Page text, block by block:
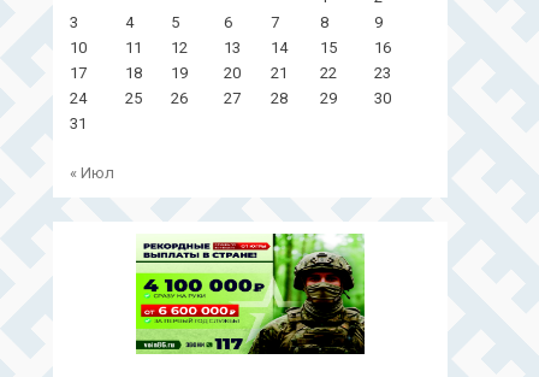
3
4 5 6 7 8
9
10
11 12 13 14 15
16
17
18 19 20 21 22
23
24
25 26 27 28 29
30
31
« Июл